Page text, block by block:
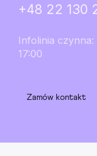
+48 22 130
Infolinia
17:00
Zamów kontakt